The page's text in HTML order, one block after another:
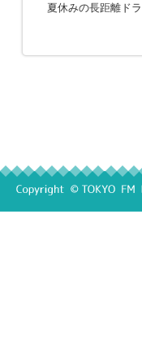
夏休みの長距離ド